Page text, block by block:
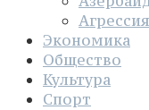
Экономика
Общество
Культура
Спорт